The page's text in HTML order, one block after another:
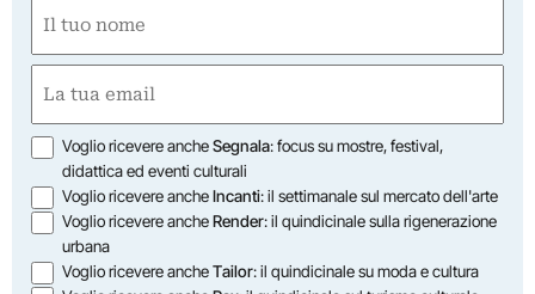
(Required)
First
(Required)
Opzioni
Voglio ricevere ancheSegnala: focus su mostre, festival,
didattica ed eventi culturali
Voglio ricevere ancheIncanti: il settimanale sul mercato dell'arte
Voglio ricevere ancheRender: il quindicinale sulla rigenerazione
urbana
Voglio ricevere ancheTailor: il quindicinale su moda e cultura